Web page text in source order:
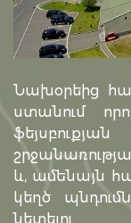
Նախօրեից
ստանում
և, ամենայն
կեղծ